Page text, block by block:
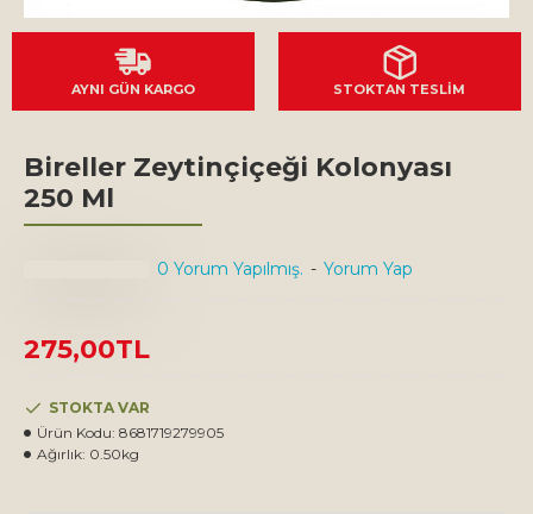
Bireller Zeytinçiçeği Kolonyası
250 Ml
STOKTA VAR
Ürün Kodu: 8681719279905
Ağırlık: 0.50kg
0 Yorum Yapılmış. - Yorum Yap
275,00TL
AYNI GÜN KARGO STOKTAN TESLİM